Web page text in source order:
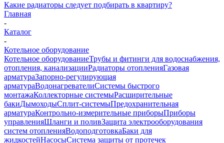
Какие радиаторы следует подбирать в квартиру?
Главная
-
Каталог
-
Котельное оборудование
Котельное оборудованиеТрубы и фитинги для водоснабжения,
отопления, канализацииРадиаторы отопленияГазовая
арматураЗапорно-регулирующая
арматураВодонагревателиСистемы быстрого
монтажаКоллекторные системыРасширительные
бакиДымоходыСплит-системыПредохранительная
арматураКонтрольно-измерительные приборыПриборы
управленияШланги и поливЗащита электрооборудования
систем отопленияВодоподготовкаБаки для
жидкостейНасосыСистема защиты от протечек